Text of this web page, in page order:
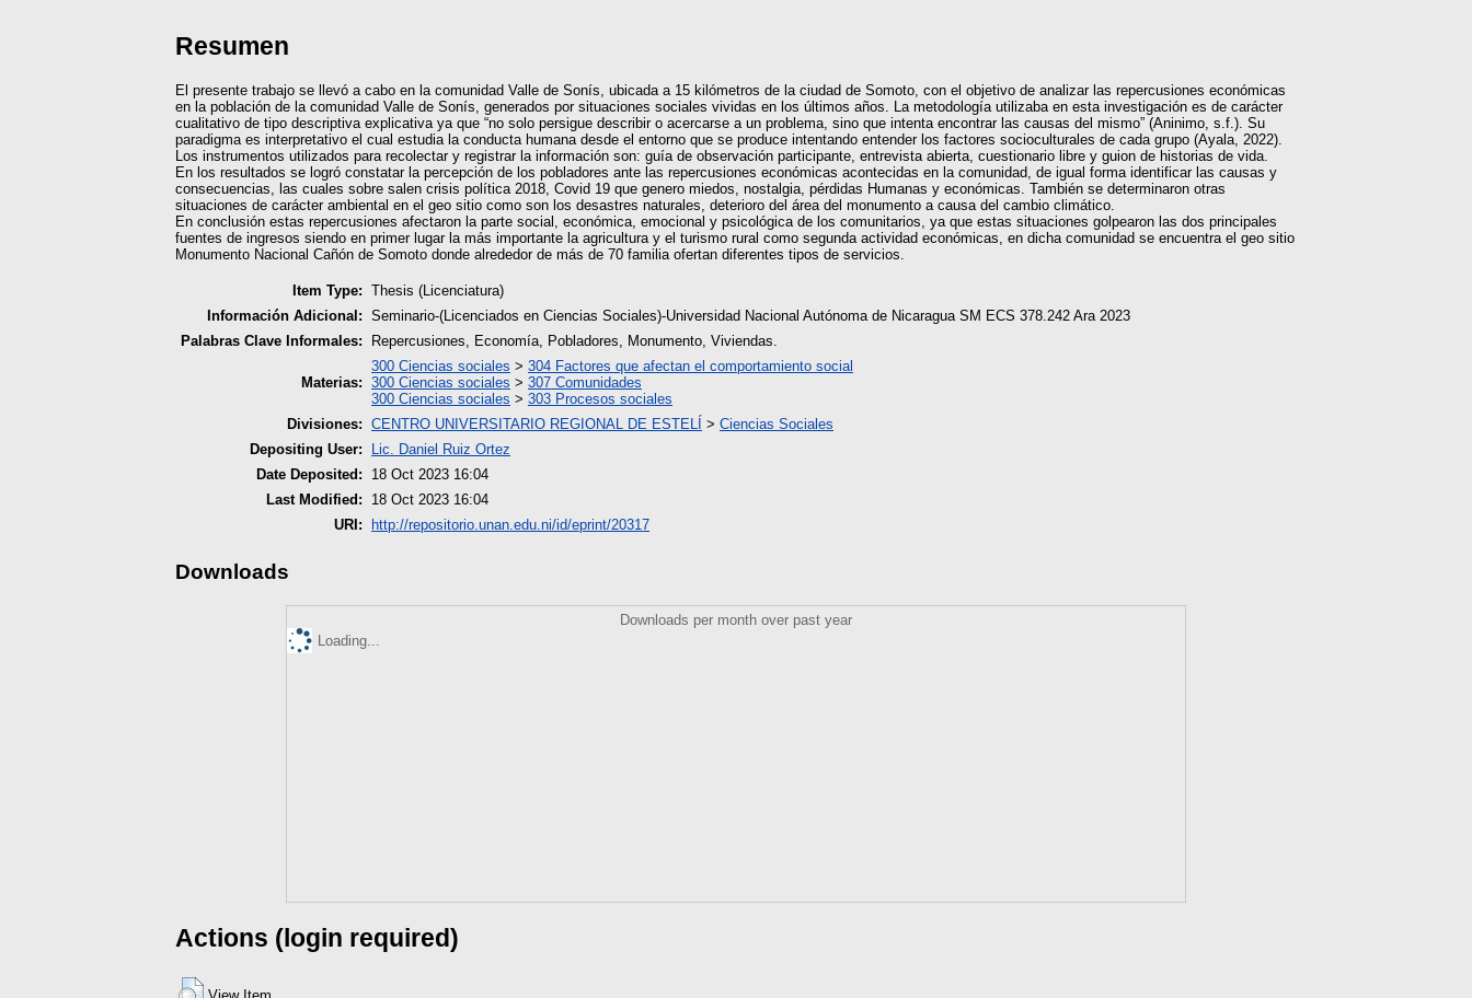
Resumen
El presente trabajo se llevó a cabo en la comunidad Valle de Sonís, ubicada a 15 kilómetros de la ciudad de Somoto, con el objetivo de analizar las repercusiones económicas
en la población de la comunidad Valle de Sonís, generados por situaciones sociales vividas en los últimos años. La metodología utilizaba en esta investigación es de carácter
cualitativo de tipo descriptiva explicativa ya que “no solo persigue describir o acercarse a un problema, sino que intenta encontrar las causas del mismo” (Aninimo, s.f.). Su
paradigma es interpretativo el cual estudia la conducta humana desde el entorno que se produce intentando entender los factores socioculturales de cada grupo (Ayala, 2022).
Los instrumentos utilizados para recolectar y registrar la información son: guía de observación participante, entrevista abierta, cuestionario libre y guion de historias de vida.
En los resultados se logró constatar la percepción de los pobladores ante las repercusiones económicas acontecidas en la comunidad, de igual forma identificar las causas y
consecuencias, las cuales sobre salen crisis política 2018, Covid 19 que genero miedos, nostalgia, pérdidas Humanas y económicas. También se determinaron otras
situaciones de carácter ambiental en el geo sitio como son los desastres naturales, deterioro del área del monumento a causa del cambio climático.
En conclusión estas repercusiones afectaron la parte social, económica, emocional y psicológica de los comunitarios, ya que estas situaciones golpearon las dos principales
fuentes de ingresos siendo en primer lugar la más importante la agricultura y el turismo rural como segunda actividad económicas, en dicha comunidad se encuentra el geo sitio
Monumento Nacional Cañón de Somoto donde alrededor de más de 70 familia ofertan diferentes tipos de servicios.
Item Type: Thesis (Licenciatura)
Información Adicional: Seminario-(Licenciados en Ciencias Sociales)-Universidad Nacional Autónoma de Nicaragua SM ECS 378.242 Ara 2023
Palabras Clave Informales:
Repercusiones, Economía, Pobladores, Monumento, Viviendas.
Materias:
300 Ciencias sociales > 304 Factores que afectan el comportamiento social
300 Ciencias sociales > 307 Comunidades
300 Ciencias sociales > 303 Procesos sociales
Divisiones: CENTRO UNIVERSITARIO REGIONAL DE ESTELÍ > Ciencias Sociales
Depositing User:
Lic. Daniel Ruiz Ortez
Date Deposited:
18 Oct 2023 16:04
Last Modified:
18 Oct 2023 16:04
URI:
http://repositorio.unan.edu.ni/id/eprint/20317
Downloads
Downloads per month over past year
Loading...
Actions (login required)